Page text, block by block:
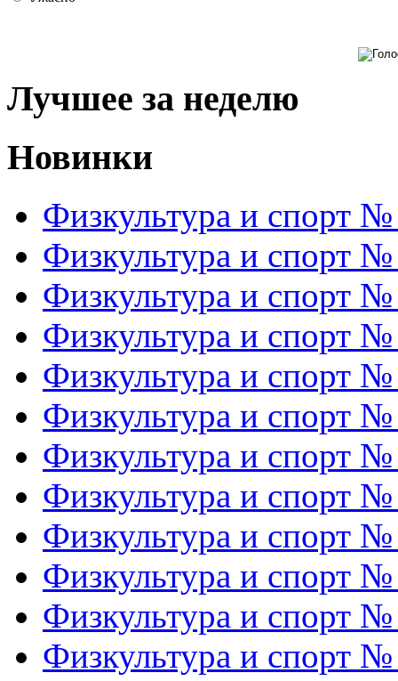
Лучшее за неделю
Новинки
Физкультура и спорт
Физкультура и спорт
Физкультура и спорт
Физкультура и спорт
Физкультура и спорт
Физкультура и спорт
Физкультура и спорт
Физкультура и спорт
Физкультура и спорт
Физкультура и спорт
Физкультура и спорт
Физкультура и спорт